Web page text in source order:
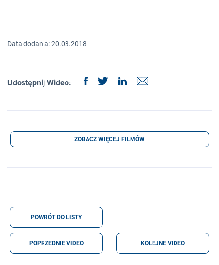
Data dodania: 20.03.2018
Udostępnij Wideo:
ZOBACZ WIĘCEJ FILMÓW
POWRÓT DO LISTY
POPRZEDNIE VIDEO KOLEJNE VIDEO